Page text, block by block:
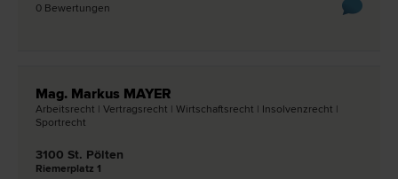
0 Bewertungen
Mag. Markus MAYER
Arbeits­recht | Vertrags­recht | Wirtschafts­recht | Insolvenz­recht |
Sport­recht
3100 St. Pölten
Riemerplatz 1